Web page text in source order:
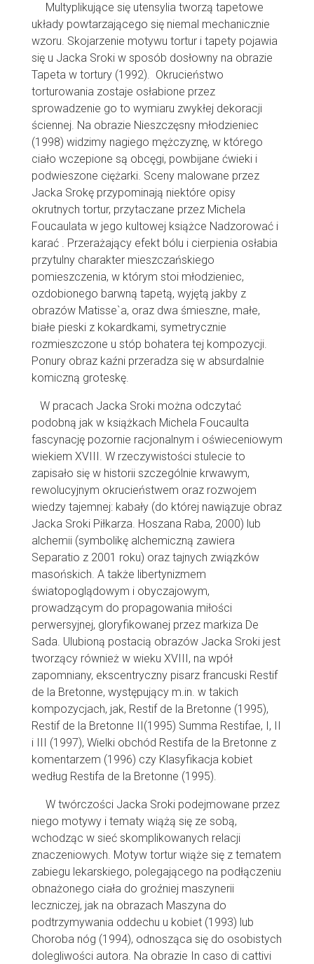
Multyplikujące się utensylia tworzą tapetowe
układy powtarzającego się niemal mechanicznie
wzoru. Skojarzenie motywu tortur i tapety pojawia
się u Jacka Sroki w sposób dosłowny na obrazie
Tapeta w tortury (1992). Okrucieństwo
torturowania zostaje osłabione przez
sprowadzenie go to wymiaru zwykłej dekoracji
ściennej. Na obrazie Nieszczęsny młodzieniec
(1998) widzimy nagiego mężczyznę, w którego
ciało wczepione są obcęgi, powbijane ćwieki i
podwieszone ciężarki. Sceny malowane przez
Jacka Srokę przypominają niektóre opisy
okrutnych tortur, przytaczane przez Michela
Foucaulata w jego kultowej książce Nadzorować i
karać . Przerażający efekt bólu i cierpienia osłabia
przytulny charakter mieszczańskiego
pomieszczenia, w którym stoi młodzieniec,
ozdobionego barwną tapetą, wyjętą jakby z
obrazów Matisse`a, oraz dwa śmieszne, małe,
białe pieski z kokardkami, symetrycznie
rozmieszczone u stóp bohatera tej kompozycji.
Ponury obraz kaźni przeradza się w absurdalnie
komiczną groteskę.
W pracach Jacka Sroki można odczytać
podobną jak w książkach Michela Foucaulta
fascynację pozornie racjonalnym i oświeceniowym
wiekiem XVIII. W rzeczywistości stulecie to
zapisało się w historii szczególnie krwawym,
rewolucyjnym okrucieństwem oraz rozwojem
wiedzy tajemnej: kabały (do której nawiązuje obraz
Jacka Sroki Piłkarza. Hoszana Raba, 2000) lub
alchemii (symbolikę alchemiczną zawiera
Separatio z 2001 roku) oraz tajnych związków
masońskich. A także libertynizmem
światopoglądowym i obyczajowym,
prowadzącym do propagowania miłości
perwersyjnej, gloryfikowanej przez markiza De
Sada. Ulubioną postacią obrazów Jacka Sroki jest
tworzący również w wieku XVIII, na wpół
zapomniany, ekscentryczny pisarz francuski Restif
de la Bretonne, występujący m.in. w takich
kompozycjach, jak, Restif de la Bretonne (1995),
Restif de la Bretonne II(1995) Summa Restifae, I, II
i III (1997), Wielki obchód Restifa de la Bretonne z
komentarzem (1996) czy Klasyfikacja kobiet
według Restifa de la Bretonne (1995).
W twórczości Jacka Sroki podejmowane przez
niego motywy i tematy wiążą się ze sobą,
wchodząc w sieć skomplikowanych relacji
znaczeniowych. Motyw tortur wiąże się z tematem
zabiegu lekarskiego, polegającego na podłączeniu
obnażonego ciała do groźniej maszynerii
leczniczej, jak na obrazach Maszyna do
podtrzymywania oddechu u kobiet (1993) lub
Choroba nóg (1994), odnosząca się do osobistych
dolegliwości autora. Na obrazie In caso di cattivi